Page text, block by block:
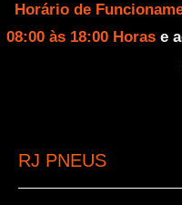
Horário de
08:00 às 18:00 Horas e
RJ PNEUS